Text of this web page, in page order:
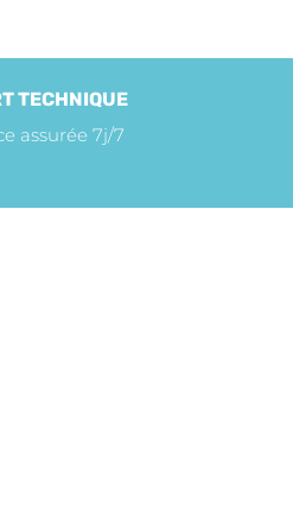
TECHNIQUE
assurée 7j/7